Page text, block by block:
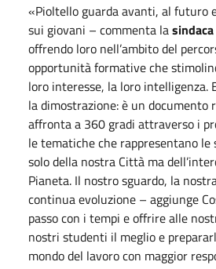
«Pioltello guarda avanti, al futuro
sui giovani – commenta la
offrendo loro nell’ambito del
opportunità formative che
loro interesse, la loro intelligenza.
la dimostrazione: è un documento
affronta a 360 gradi attraverso i
le tematiche che rappresentano
solo della nostra Città ma
Pianeta. Il nostro sguardo, la
continua evoluzione – aggiunge
passo con i tempi e offrire alle
nostri studenti il meglio e
mondo del lavoro con maggior